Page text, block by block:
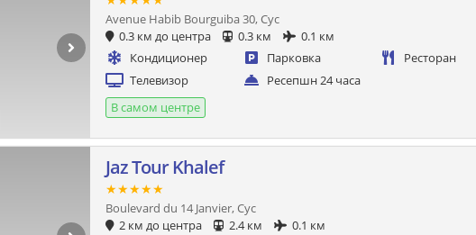
Avenue Habib Bourguiba 30, Сус
0.3 км до центра
0.3 км
0.1 км
Кондиционер
Парковка
Ресторан
Телевизор
Ресепшн 24 часа
В самом центре
Jaz Tour Khalef
★★★★★
Boulevard du 14 Janvier, Сус
2 км до центра
2.4 км
0.1 км